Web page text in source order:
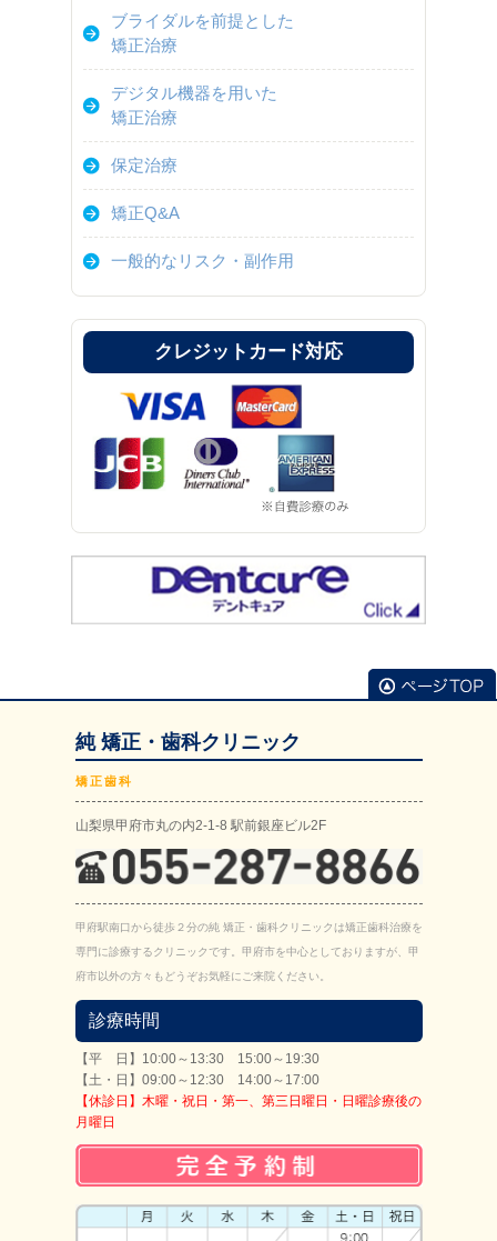
ブライダルを前提とした
矯正治療
デジタル機器を用いた
矯正治療
保定治療
矯正Q&A
一般的なリスク・副作用
クレジットカード対応
純 矯正・歯科クリニック
矯正歯科
山梨県甲府市丸の内2-1-8 駅前銀座ビル2F
甲府駅南口から徒歩２分の純 矯正・歯科クリニックは矯正歯科治療を
専門に診療するクリニックです。甲府市を中心としておりますが、甲
府市以外の方々もどうぞお気軽にご来院ください。
診療時間
【平 日】10:00～13:30 15:00～19:30
【土・日】09:00～12:30 14:00～17:00
【休診日】木曜・祝日・第一、第三日曜日・日曜診療後の
月曜日